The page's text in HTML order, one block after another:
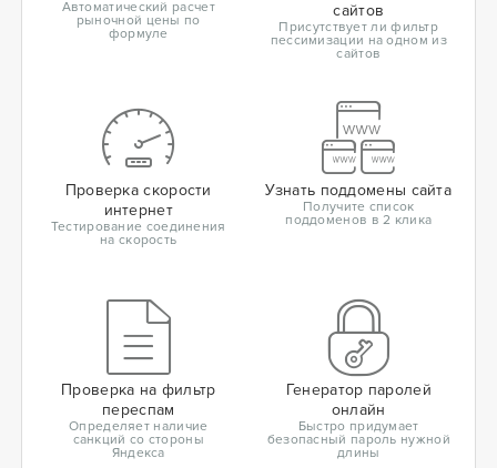
Автоматический расчет
рыночной цены по
формуле
сайтов
Присутствует ли фильтр
пессимизации на одном из
сайтов
Проверка скорости
интернет
Тестирование соединения
на скорость
Узнать поддомены сайта
Получите список
поддоменов в 2 клика
Проверка на фильтр
переспам
Определяет наличие
санкций со стороны
Яндекса
Генератор паролей
онлайн
Быстро придумает
безопасный пароль нужной
длины